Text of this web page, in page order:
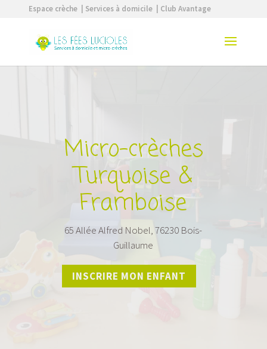
Espace crèche | Services à domicile | Club Avantage
Micro-crèches
Turquoise &
Framboise
65 Allée Alfred Nobel, 76230 Bois-
Guillaume
INSCRIRE MON ENFANT